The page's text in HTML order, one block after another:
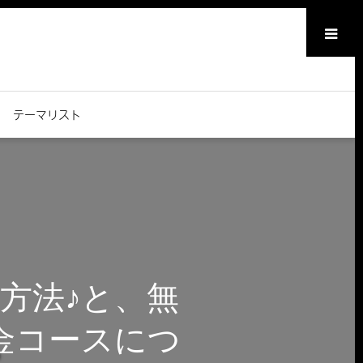
メニュー
テーマリスト
法♪と、無
コースにつ